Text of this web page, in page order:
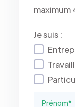
maximum
Je suis :